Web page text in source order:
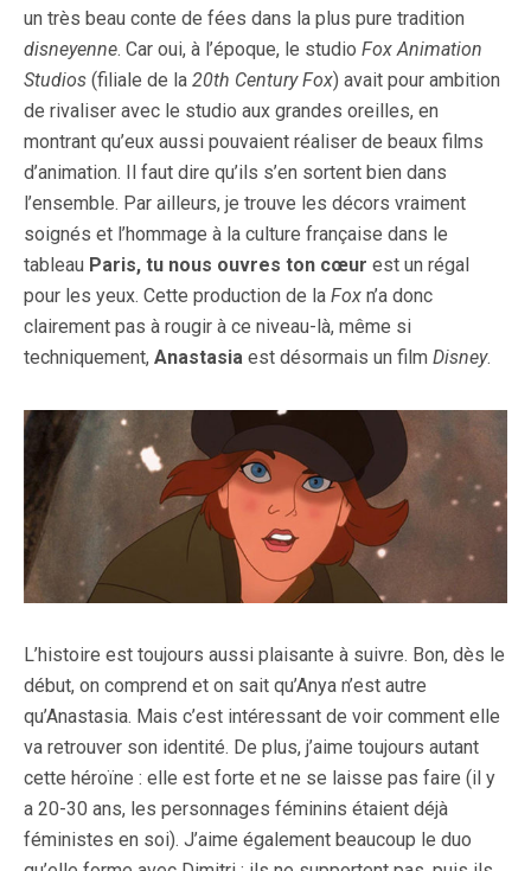
un très beau conte de fées dans la plus pure tradition
disneyenne. Car oui, à l’époque, le studio Fox Animation
Studios (filiale de la 20th Century Fox) avait pour ambition
de rivaliser avec le studio aux grandes oreilles, en
montrant qu’eux aussi pouvaient réaliser de beaux films
d’animation. Il faut dire qu’ils s’en sortent bien dans
l’ensemble. Par ailleurs, je trouve les décors vraiment
soignés et l’hommage à la culture française dans le
tableau Paris, tu nous ouvres ton cœur est un régal
pour les yeux. Cette production de la Fox n’a donc
clairement pas à rougir à ce niveau-là, même si
techniquement, Anastasia est désormais un film Disney.
L’histoire est toujours aussi plaisante à suivre. Bon, dès le
début, on comprend et on sait qu’Anya n’est autre
qu’Anastasia. Mais c’est intéressant de voir comment elle
va retrouver son identité. De plus, j’aime toujours autant
cette héroïne : elle est forte et ne se laisse pas faire (il y
a 20-30 ans, les personnages féminins étaient déjà
féministes en soi). J’aime également beaucoup le duo